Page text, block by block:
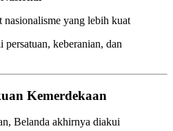
nasionalisme yang lebih kuat
keberanian, dan
Kemerdekaan
Belanda akhirnya diakui